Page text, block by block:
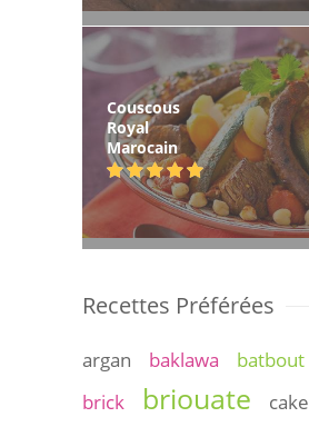
Couscous
Royal
Marocain
Recettes Préférées
argan baklawa batbout
brick
briouate
cake